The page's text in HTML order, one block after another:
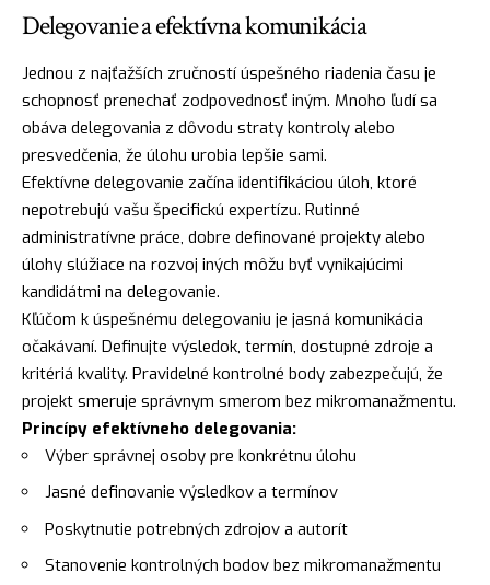
Delegovanie a efektívna komunikácia
Jednou z najťažších zručností úspešného riadenia času je
schopnosť prenechať zodpovednosť iným. Mnoho ľudí sa
obáva delegovania z dôvodu straty kontroly alebo
presvedčenia, že úlohu urobia lepšie sami.
Efektívne delegovanie začína identifikáciou úloh, ktoré
nepotrebujú vašu špecifickú expertízu. Rutinné
administratívne práce, dobre definované projekty alebo
úlohy slúžiace na rozvoj iných môžu byť vynikajúcimi
kandidátmi na delegovanie.
Kľúčom k úspešnému delegovaniu je jasná komunikácia
očakávaní. Definujte výsledok, termín, dostupné zdroje a
kritériá kvality. Pravidelné kontrolné body zabezpečujú, že
projekt smeruje správnym smerom bez mikromanažmentu.
Princípy efektívneho delegovania:
Výber správnej osoby pre konkrétnu úlohu
Jasné definovanie výsledkov a termínov
Poskytnutie potrebných zdrojov a autorít
Stanovenie kontrolných bodov bez mikromanažmentu